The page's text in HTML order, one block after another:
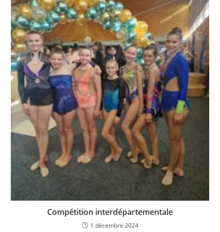
Compétition interdépartementale
1 décembre 2024